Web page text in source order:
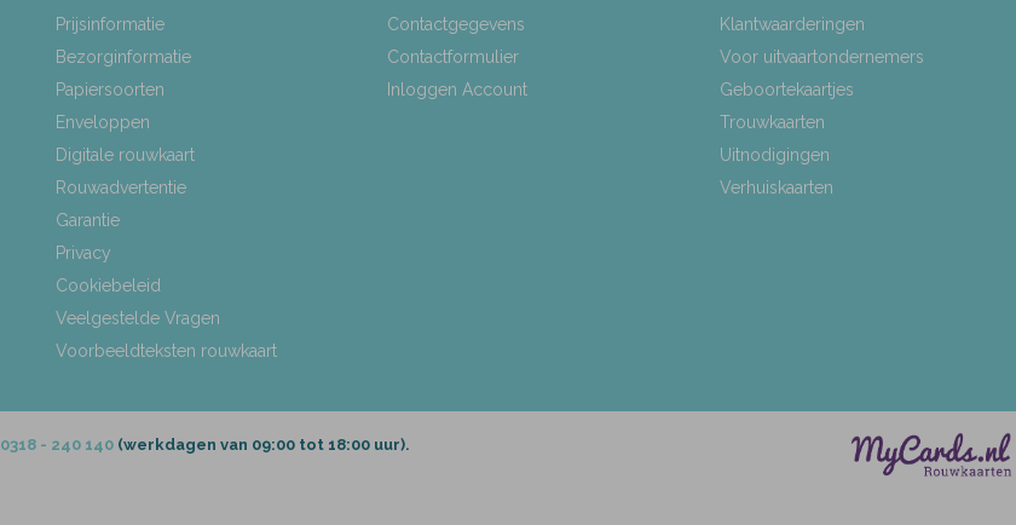
Prijsinformatie
Bezorginformatie
Papiersoorten
Enveloppen
Digitale rouwkaart
Rouwadvertentie
Garantie
Privacy
Cookiebeleid
Veelgestelde Vragen
Voorbeeldteksten rouwkaart
Contactgegevens
Contactformulier
Inloggen Account
Klantwaarderingen
Voor uitvaartondernemers
Geboortekaartjes
Trouwkaarten
Uitnodigingen
Verhuiskaarten
0318 - 240 140 (werkdagen van 09:00 tot 18:00 uur).